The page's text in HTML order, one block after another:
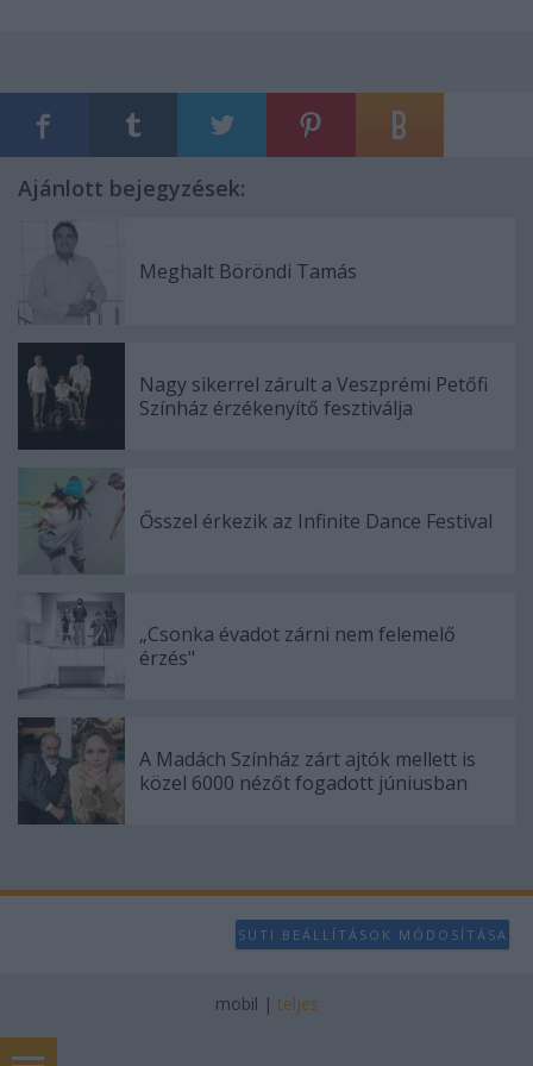
Ajánlott bejegyzések:
Meghalt Böröndi Tamás
Nagy sikerrel zárult a Veszprémi Petőfi
Színház érzékenyítő fesztiválja
Ősszel érkezik az Infinite Dance Festival
„Csonka évadot zárni nem felemelő
érzés"
A Madách Színház zárt ajtók mellett is
közel 6000 nézőt fogadott júniusban
SÜTI BEÁLLÍTÁSOK MÓDOSÍTÁSA
mobil | teljes